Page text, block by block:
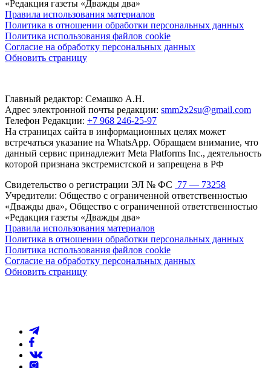
«Редакция газеты «Дважды два»
Правила использования материалов
Политика в отношении обработки персональных данных
Политика использования файлов cookie
Согласие на обработку персональных данных
Обновить страницу
Главный редактор: Семашко А.Н.
Адрес электронной почты редакции: smm2x2su@gmail.com
Телефон Редакции: +7 968 246-25-97
На страницах сайта в информационных целях может
встречаться указание на WhatsApp. Обращаем внимание, что
данный сервис принадлежит Meta Platforms Inc., деятельность
которой признана экстремистской и запрещена в РФ
Свидетельство о регистрации ЭЛ № ФС 77 — 73258
Учредители: Общество с ограниченной ответственностью
«Дважды два», Общество с ограниченной ответственностью
«Редакция газеты «Дважды два»
Правила использования материалов
Политика в отношении обработки персональных данных
Политика использования файлов cookie
Согласие на обработку персональных данных
Обновить страницу